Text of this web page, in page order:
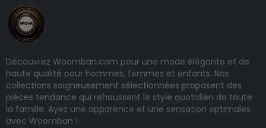
Découvrez Woomban.com pour une mode élégante et de
haute qualité pour hommes, femmes et enfants. Nos
collections soigneusement sélectionnées proposent des
pièces tendance qui rehaussent le style quotidien de toute
la famille. Ayez une apparence et une sensation optimales
avec Woomban !